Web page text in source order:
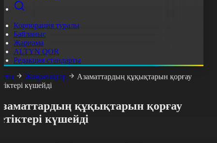
Корпорация туралы
Байланыс
Жарнама
ALTYN QOR
Редакция стандарты
Жаңалықтар
Азаматтардың құқықтарын қорғау
күшейді
құқықтарын қорғау
күшейді